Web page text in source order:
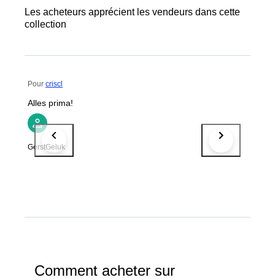
Les acheteurs apprécient les vendeurs dans cette
collection
Pour criscl
Alles prima!
GerstGeluk
Comment acheter sur